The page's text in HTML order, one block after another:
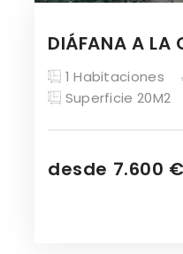
DIÁFANA A LA
1 Habitaciones
Superficie 20M2
desde 7.600 €